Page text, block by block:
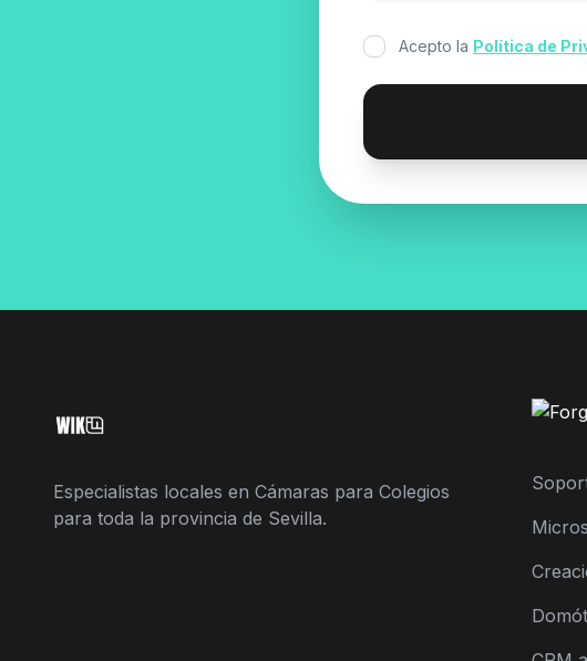
Acepto la Política de
Especialistas locales en Cámaras para Colegios
para toda la provincia de Sevilla.